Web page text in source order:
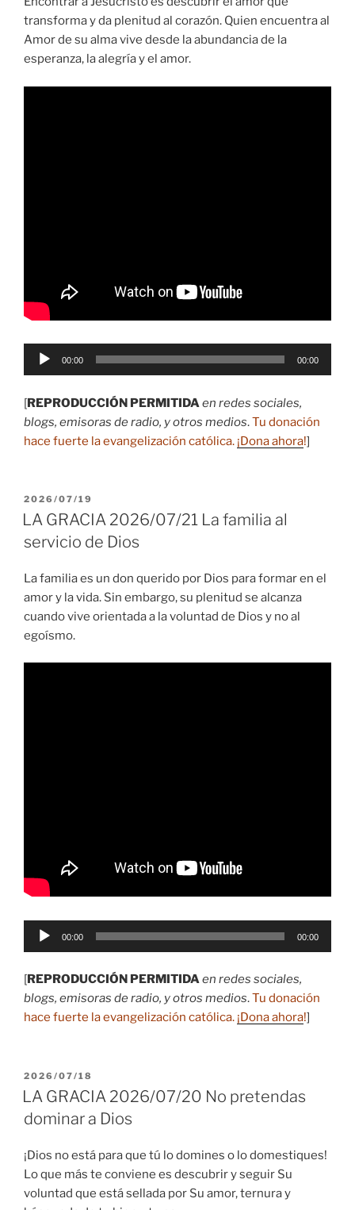
transforma y da plenitud al corazón. Quien encuentra al
Amor de su alma vive desde la abundancia de la
esperanza, la alegría y el amor.
Reproductor
00:00 00:00
[REPRODUCCIÓN PERMITIDA en redes sociales,
blogs, emisoras de radio, y otros medios.Tu donación
hace fuerte la evangelización católica. ¡Dona ahora!]
PUBLICADO
EL
2026/07/19
LA GRACIA 2026/07/21 La familia al
servicio de Dios
La familia es un don querido por Dios para formar en el
amor y la vida. Sin embargo, su plenitud se alcanza
cuando vive orientada a la voluntad de Dios y no al
egoísmo.
Reproductor
00:00 00:00
[REPRODUCCIÓN PERMITIDAen redes sociales,
blogs, emisoras de radio, y otros medios.Tu donación
hace fuerte la evangelización católica. ¡Dona ahora!]
PUBLICADO
EL
2026/07/18
LA GRACIA 2026/07/20 No pretendas
dominar a Dios
¡Dios no está para que tú lo domines o lo domestiques!
Lo que más te conviene es descubrir y seguir Su
voluntad que está sellada por Su amor, ternura y